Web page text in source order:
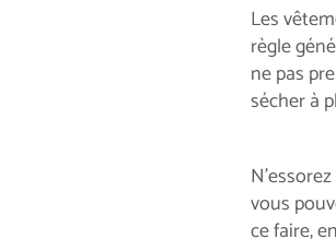
Les
règle
ne pas
sécher à
vous
ce faire,